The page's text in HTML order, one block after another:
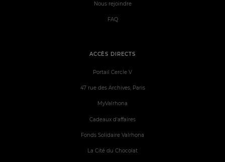
ACCÈS DIRECTS
Portail Cercle V
47 rue des Archives, Paris
MyValrhona
Cadeaux d'affaires
Fonds Solidaire Valrhona
La Cité du Chocolat
Nous rejoindre
FAQ